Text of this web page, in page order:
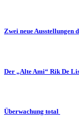
Zwei neue Ausstellungen
Der „Alte Ami“ Rik De
Überwachung total